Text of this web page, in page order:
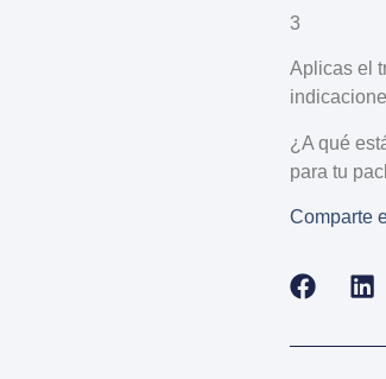
3
Aplicas el
¿A qué
para tu
Comparte